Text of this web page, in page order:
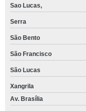
Sao Lucas,
Serra
São Bento
São Francisco
São Lucas
Xangrila
Av. Brasília